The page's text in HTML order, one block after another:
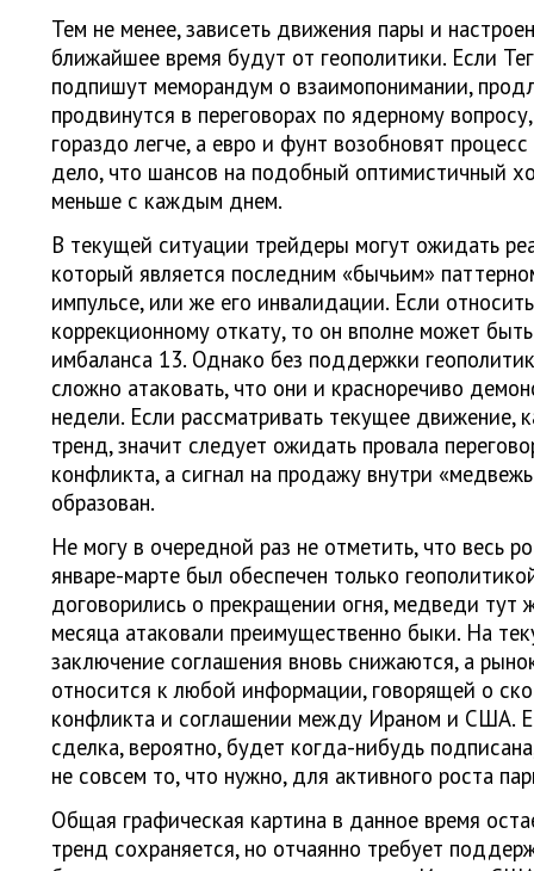
Тем не менее, зависеть движения пары и
ближайшее время будут от геополитики. Если
подпишут меморандум о взаимопонимании,
продвинутся в переговорах по ядерному
гораздо легче, а евро и фунт возобновят
дело, что шансов на подобный оптимистичный
меньше с каждым днем.
В текущей ситуации трейдеры могут ожидать
который является последним «бычьим»
импульсе, или же его инвалидации. Если
коррекционному откату, то он вполне может
имбаланса 13. Однако без поддержки
сложно атаковать, что они и красноречиво
недели. Если рассматривать текущее движение,
тренд, значит следует ожидать провала
конфликта, а сигнал на продажу внутри
образован.
Не могу в очередной раз не отметить, что весь
январе-марте был обеспечен только
договорились о прекращении огня, медведи тут
месяца атаковали преимущественно быки. На
заключение соглашения вновь снижаются, а
относится к любой информации, говорящей о
конфликта и соглашении между Ираном и США.
сделка, вероятно, будет когда-нибудь
не совсем то, что нужно, для активного роста
Общая графическая картина в данное время
тренд сохраняется, но отчаянно требует